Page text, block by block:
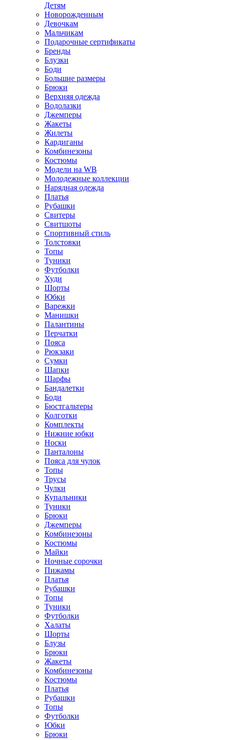
Детям
Новорожденным
Девочкам
Мальчикам
Подарочные сертификаты
Бренды
Блузки
Боди
Большие размеры
Брюки
Верхняя одежда
Водолазки
Джемперы
Жакеты
Жилеты
Кардиганы
Комбинезоны
Костюмы
Модели на WB
Молодежные коллекции
Нарядная одежда
Платья
Рубашки
Свитеры
Свитшоты
Спортивный стиль
Толстовки
Топы
Туники
Футболки
Худи
Шорты
Юбки
Варежки
Манишки
Палантины
Перчатки
Пояса
Рюкзаки
Сумки
Шапки
Шарфы
Бандалетки
Боди
Бюстгальтеры
Колготки
Комплекты
Нижние юбки
Носки
Панталоны
Поясa для чулок
Топы
Трусы
Чулки
Купальники
Туники
Брюки
Джемперы
Комбинезоны
Костюмы
Майки
Ночные сорочки
Пижамы
Платья
Рубашки
Топы
Туники
Футболки
Халаты
Шорты
Блузы
Брюки
Жакеты
Комбинезоны
Костюмы
Платья
Рубашки
Топы
Футболки
Юбки
Брюки